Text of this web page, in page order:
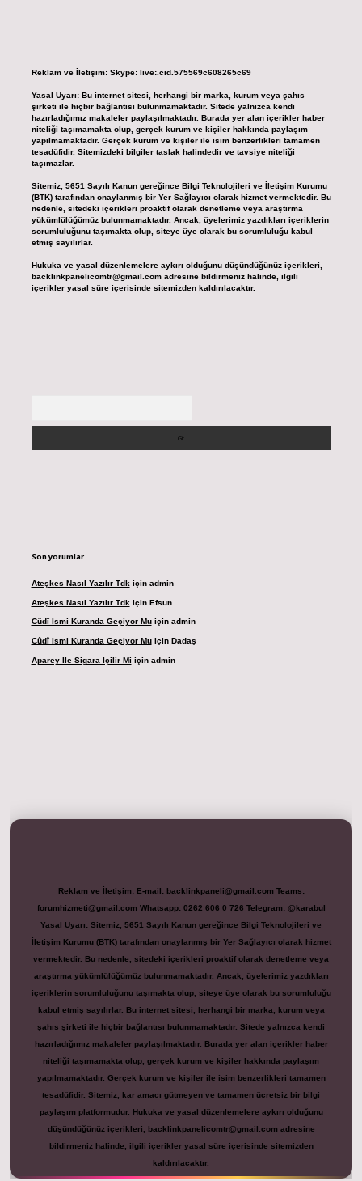
Reklam ve İletişim: Skype: live:.cid.575569c608265c69
Yasal Uyarı: Bu internet sitesi, herhangi bir marka, kurum veya şahıs
şirketi ile hiçbir bağlantısı bulunmamaktadır. Sitede yalnızca kendi
hazırladığımız makaleler paylaşılmaktadır. Burada yer alan içerikler haber
niteliği taşımamakta olup, gerçek kurum ve kişiler hakkında paylaşım
yapılmamaktadır. Gerçek kurum ve kişiler ile isim benzerlikleri tamamen
tesadüfidir. Sitemizdeki bilgiler taslak halindedir ve tavsiye niteliği
taşımazlar.
Sitemiz, 5651 Sayılı Kanun gereğince Bilgi Teknolojileri ve İletişim Kurumu
(BTK) tarafından onaylanmış bir Yer Sağlayıcı olarak hizmet vermektedir. Bu
nedenle, sitedeki içerikleri proaktif olarak denetleme veya araştırma
yükümlülüğümüz bulunmamaktadır. Ancak, üyelerimiz yazdıkları içeriklerin
sorumluluğunu taşımakta olup, siteye üye olarak bu sorumluluğu kabul
etmiş sayılırlar.
Hukuka ve yasal düzenlemelere aykırı olduğunu düşündüğünüz içerikleri,
backlinkpanelicomtr@gmail.comadresine bildirmeniz halinde, ilgili
içerikler yasal süre içerisinde sitemizden kaldırılacaktır.
Son yorumlar
Ateşkes Nasıl Yazılır Tdk için admin
Ateşkes Nasıl Yazılır Tdk için Efsun
Cûdî Ismi Kuranda Geçiyor Muiçin admin
Cûdî Ismi Kuranda Geçiyor Muiçin Dadaş
Aparey Ile Sigara Içilir Mi için admin
Reklam ve İletişim: E-mail: backlinkpaneli@gmail.com Teams:
forumhizmeti@gmail.com Whatsapp: 0262 606 0 726 Telegram: @karabul
Yasal Uyarı: Sitemiz, 5651 Sayılı Kanun gereğince Bilgi Teknolojileri ve
İletişim Kurumu (BTK) tarafından onaylanmış bir Yer Sağlayıcı olarak hizmet
vermektedir. Bu nedenle, sitedeki içerikleri proaktif olarak denetleme veya
araştırma yükümlülüğümüz bulunmamaktadır. Ancak, üyelerimiz yazdıkları
içeriklerin sorumluluğunu taşımakta olup, siteye üye olarak bu sorumluluğu
kabul etmiş sayılırlar. Bu internet sitesi, herhangi bir marka, kurum veya
şahıs şirketi ile hiçbir bağlantısı bulunmamaktadır. Sitede yalnızca kendi
hazırladığımız makaleler paylaşılmaktadır. Burada yer alan içerikler haber
niteliği taşımamakta olup, gerçek kurum ve kişiler hakkında paylaşım
yapılmamaktadır. Gerçek kurum ve kişiler ile isim benzerlikleri tamamen
tesadüfidir. Sitemiz, kar amacı gütmeyen ve tamamen ücretsiz bir bilgi
paylaşım platformudur. Hukuka ve yasal düzenlemelere aykırı olduğunu
düşündüğünüz içerikleri,
backlinkpanelicomtr@gmail.com adresine
bildirmeniz halinde, ilgili içerikler yasal süre içerisinde sitemizden
kaldırılacaktır.